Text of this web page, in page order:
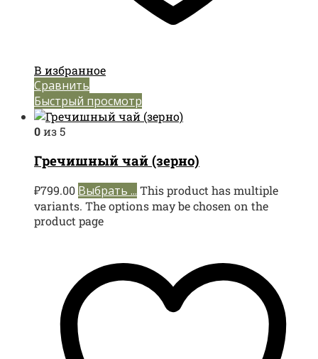
В избранное
Сравнить
Быстрый просмотр
0из 5
Гречишный чай (зерно)
₽799.00 Выбрать ... This product has multiple
variants. The options may be chosen on the
product page